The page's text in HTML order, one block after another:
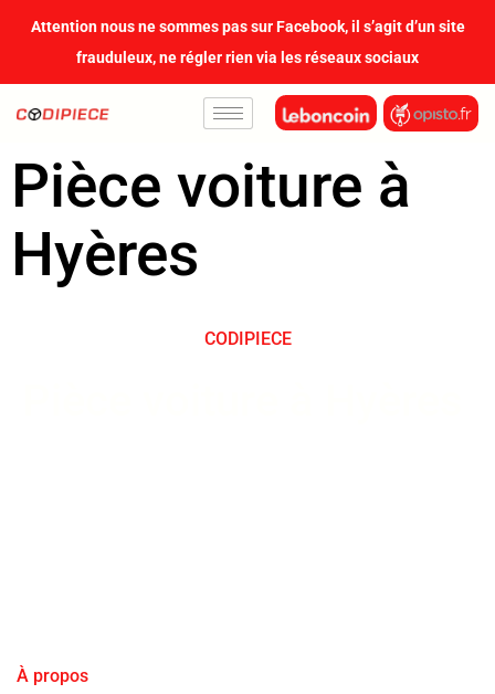
principal
Attention nous ne sommes pas sur Facebook, il s’agit d’un site
frauduleux, ne régler rien via les réseaux sociaux
Pièce voiture à
Hyères
CODIPIECE
À propos